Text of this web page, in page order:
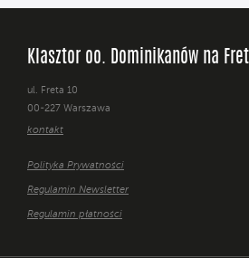
Klasztor oo. Dominikanów na
ul. Freta 10
00-227 Warszawa
kontakt
Polityka Prywatności
Regulamin Newsletter
Regulamin płatności